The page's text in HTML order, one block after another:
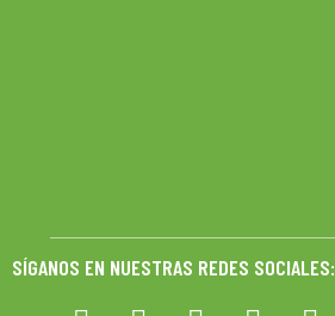
SÍGANOS EN NUESTRAS REDES SOCIALES: